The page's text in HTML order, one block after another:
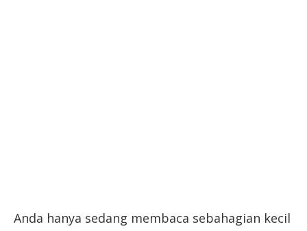
Anda hanya sedang membaca sebahagian kecil